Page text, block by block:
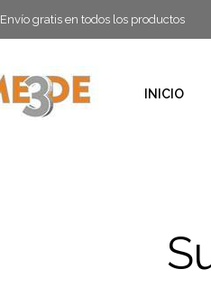
Envío gratis en todos los productos
INICIO